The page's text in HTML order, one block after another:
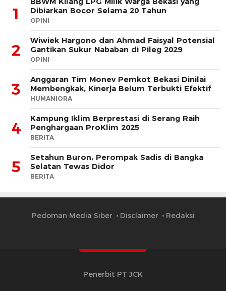
1
Dibiarkan Bocor Selama 20 Tahun
OPINI
2
Wiwiek Hargono dan Ahmad Faisyal Potensial
Gantikan Sukur Nababan di Pileg 2029
OPINI
3
Anggaran Tim Monev Pemkot Bekasi Dinilai
Membengkak, Kinerja Belum Terbukti Efektif
HUMANIORA
4
Kampung Iklim Berprestasi di Serang Raih
Penghargaan ProKlim 2025
BERITA
5
Setahun Buron, Perompak Sadis di Bangka
Selatan Tewas Didor
BERITA
Pedoman Media Siber Disclaimer Redaksi
Penerbit PT JCK